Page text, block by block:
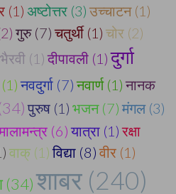
(1) अष्टोत्तर (3) उच्चाटन (1)
गुरु (7) चतुर्थी (1) चोर (2)
(1) दीपावली (1) दुर्गा
नवदुर्गा (7) नवार्ण (1) नानक
पुरुष (1) भजन (7) मंगल (3)
(6) यात्रा (1) रक्षा
वाक् (1) विद्या (8) वीर (1)
(34)शाबर (240)